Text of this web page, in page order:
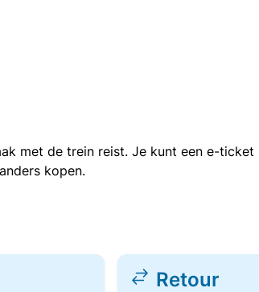
met de trein reist. Je kunt een e-
kopen.
Retour